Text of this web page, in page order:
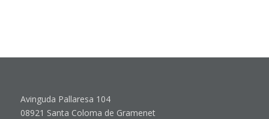
Avinguda Pallaresa 104
08921 Santa Coloma de Gramenet